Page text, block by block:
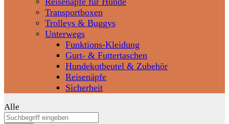
Transportboxen
Trolleys & Buggys
Unterwegs
Funktions-Kleidung
Gurt- & Futtertaschen
Hundekotbeutel & Zubehör
Reisenäpfe
Sicherheit
Alle